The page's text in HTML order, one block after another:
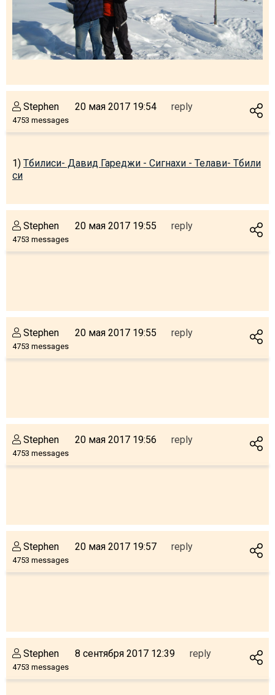
Stephen
4753 messages
20 мая 2017 19:54 reply
1) Тбилиси- Давид Гареджи - Сигнахи - Телави- Тбили
си
Stephen
4753 messages
20 мая 2017 19:55 reply
Stephen
4753 messages
20 мая 2017 19:55 reply
Stephen
4753 messages
20 мая 2017 19:56 reply
Stephen
4753 messages
20 мая 2017 19:57 reply
Stephen
4753 messages
8 сентября 2017 12:39 reply